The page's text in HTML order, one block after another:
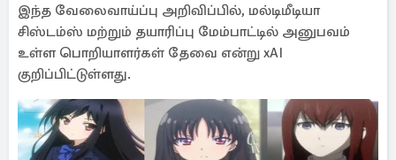
இந்த வேலைவாய்ப்பு அறிவிப்பில், மல்டிமீடியா
சிஸ்டம்ஸ் மற்றும் தயாரிப்பு மேம்பாட்டில் அனுபவம்
உள்ள பொறியாளர்கள் தேவை என்று xAI
குறிப்பிட்டுள்ளது.